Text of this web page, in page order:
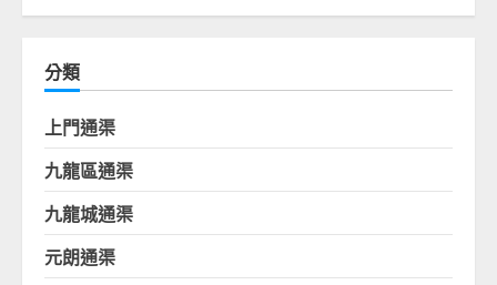
分類
上門通渠
九龍區通渠
九龍城通渠
元朗通渠